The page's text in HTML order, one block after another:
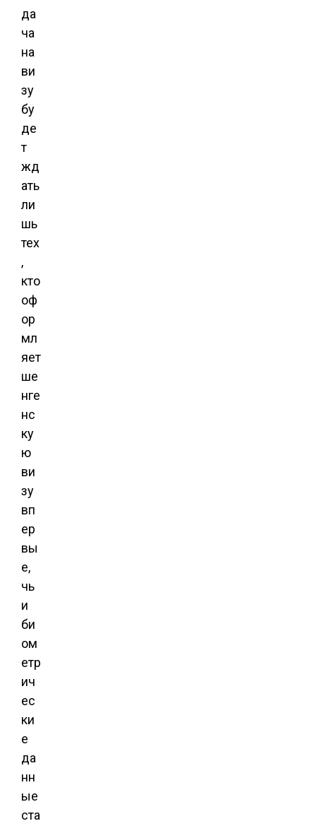
да
ча
на
ви
зу
бу
де
т
жд
ать
ли
шь
тех
,
кто
оф
ор
мл
яет
ше
нге
нс
ку
ю
ви
зу
вп
ер
вы
е,
чь
и
би
ом
етр
ич
ес
ки
е
да
нн
ые
ста